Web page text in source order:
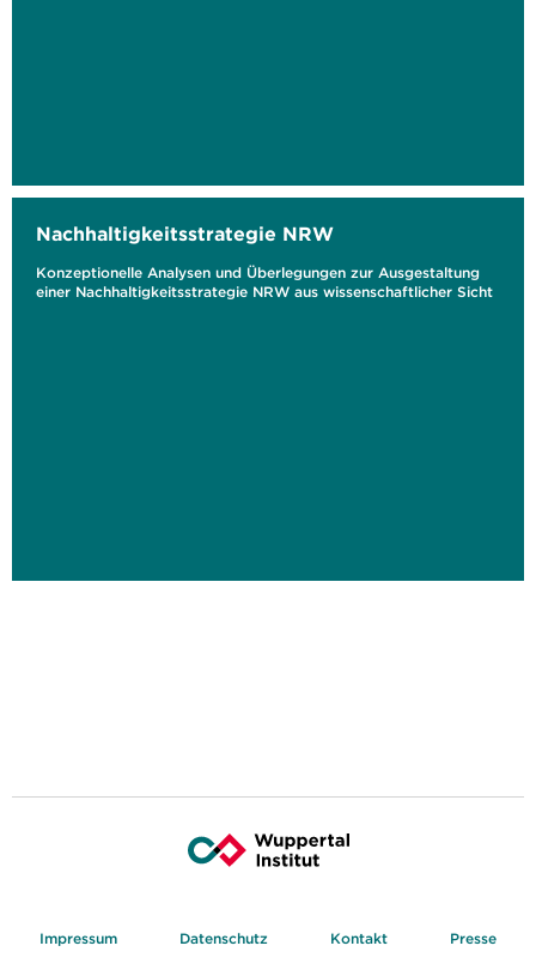
Nachhaltigkeitsstrategie NRW
Konzeptionelle Analysen und Überlegungen zur Ausgestaltung
einer Nachhaltigkeitsstrategie NRW aus wissenschaftlicher Sicht
Impressum Datenschutz Kontakt Presse